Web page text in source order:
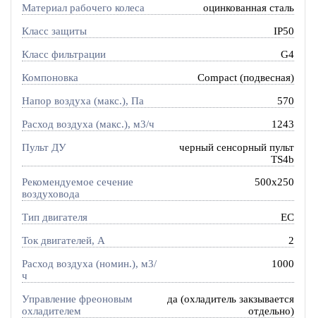
Материал рабочего колеса оцинкованная сталь
Класс защиты IP50
Класс фильтрации G4
Компоновка Compact (подвесная)
Напор воздуха (макс.), Па 570
Расход воздуха (макс.), м3/ч 1243
Пульт ДУ
черный сенсорный пульт
TS4b
Рекомендуемое сечение
воздуховода
500x250
Тип двигателя EC
Ток двигателей, А 2
Расход воздуха (номин.), м3/
ч
1000
Управление фреоновым
охладителем
да (охладитель закзывается
отдельно)